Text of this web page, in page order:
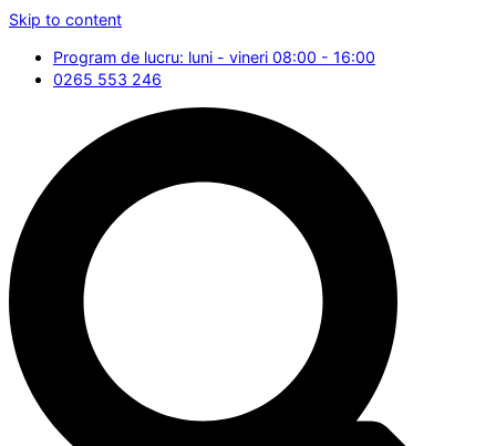
Skip to content
Program de lucru: luni - vineri 08:00 - 16:00
0265 553 246